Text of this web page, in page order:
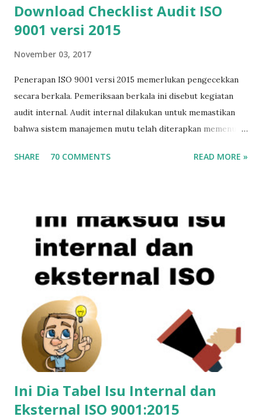
Download Checklist Audit ISO
9001 versi 2015
November 03, 2017
Penerapan ISO 9001 versi 2015 memerlukan pengecekkan
secara berkala. Pemeriksaan berkala ini disebut kegiatan
audit internal. Audit internal dilakukan untuk memastikan
bahwa sistem manajemen mutu telah diterapkan memenuhi
kegiatan audit internal tidak terlalu lama, pelaksanaan audit
checklist audit ISO 9001 versi 2015 (password LIST01) File
Checklist audit ini merupakan sumbangan bapak Safrudin
(syafaran@yahoo.com), anggota WA Grup ISO Semoga file
bermanfaat buat Anda yang bertugas sebagai auditor
sistem manajemen mutu berbasis ISO 9001 versi 2015.
SHARE 70 COMMENTS READ MORE »
Ini Dia Tabel Isu Internal dan
Eksternal ISO 9001:2015